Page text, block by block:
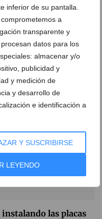
inferior de su pantalla.
a
transparente y
datos para los
almacenar y/o
publicidad y
y medición de
y desarrollo de
e identificación a
Y SUSCRIBIRSE
LEYENDO
necesario para
las placas